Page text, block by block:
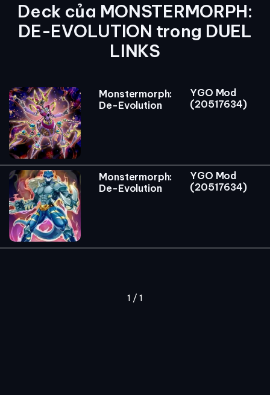
Deck của MONSTERMORPH:
DE-EVOLUTION trong DUEL
LINKS
Monstermorph:
De-Evolution
YGO Mod
(20517634)
Monstermorph:
De-Evolution
YGO Mod
(20517634)
1 / 1